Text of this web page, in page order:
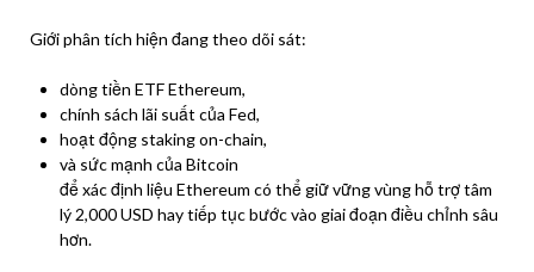
Giới phân tích hiện đang theo dõi sát:
dòng tiền ETF Ethereum,
chính sách lãi suất của Fed,
hoạt động staking on-chain,
và sức mạnh của Bitcoin
để xác định liệu Ethereum có thể giữ vững vùng hỗ trợ tâm
lý 2,000 USD hay tiếp tục bước vào giai đoạn điều chỉnh sâu
hơn.